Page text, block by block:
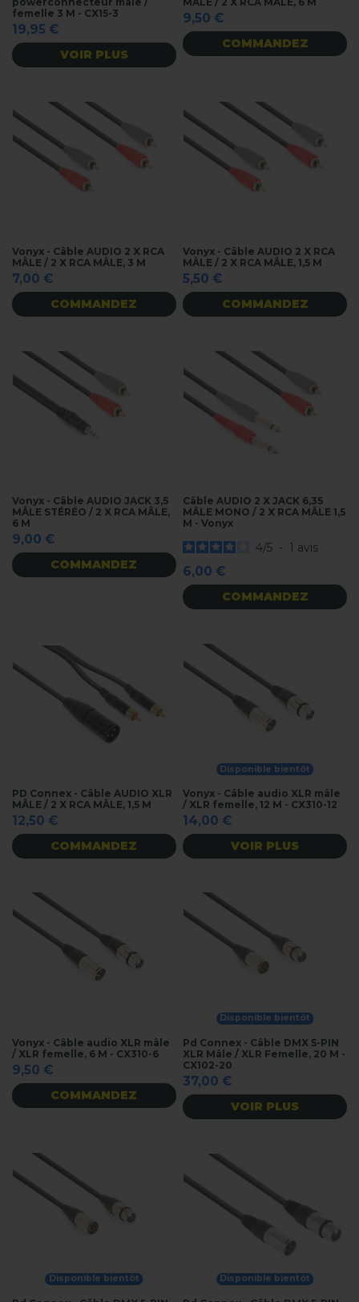
femelle 3 M - CX15-3
19,95 €
VOIR PLUS
9,50 €
COMMANDEZ
Vonyx - Câble AUDIO 2 X RCA
MÂLE / 2 X RCA MÂLE, 3 M
7,00 €
COMMANDEZ
Vonyx - Câble AUDIO 2 X RCA
MÂLE / 2 X RCA MÂLE, 1,5 M
5,50 €
COMMANDEZ
Vonyx - Câble AUDIO JACK 3,5
MÂLE STÉRÉO / 2 X RCA MÂLE,
6 M
9,00 €
COMMANDEZ
Câble AUDIO 2 X JACK 6,35
MÂLE MONO / 2 X RCA MÂLE 1,5
M - Vonyx
4/5 - 1 avis
6,00 €
COMMANDEZ
PD Connex - Câble AUDIO XLR
MÂLE / 2 X RCA MÂLE, 1,5 M
12,50 €
COMMANDEZ
Disponible bientôt
Vonyx - Câble audio XLR mâle
/ XLR femelle, 12 M - CX310-12
14,00 €
VOIR PLUS
Vonyx - Câble audio XLR mâle
/ XLR femelle, 6 M - CX310-6
9,50 €
COMMANDEZ
Disponible bientôt
Pd Connex - Câble DMX 5-PIN
XLR Mâle / XLR Femelle, 20 M -
CX102-20
37,00 €
VOIR PLUS
Disponible bientôt Disponible bientôt